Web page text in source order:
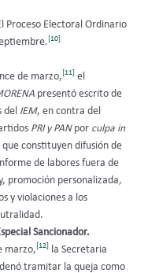
Proceso Electoral Ordinario
[10]
de marzo, [11] el
presentó escrito de
del IEM, en contra del
PRI y PANpor culpa in
constituyen difusión de
de labores fuera de
promoción personalizada,
y violaciones a los
Sancionador.
marzo, [12] la Secretaria
tramitar la queja como